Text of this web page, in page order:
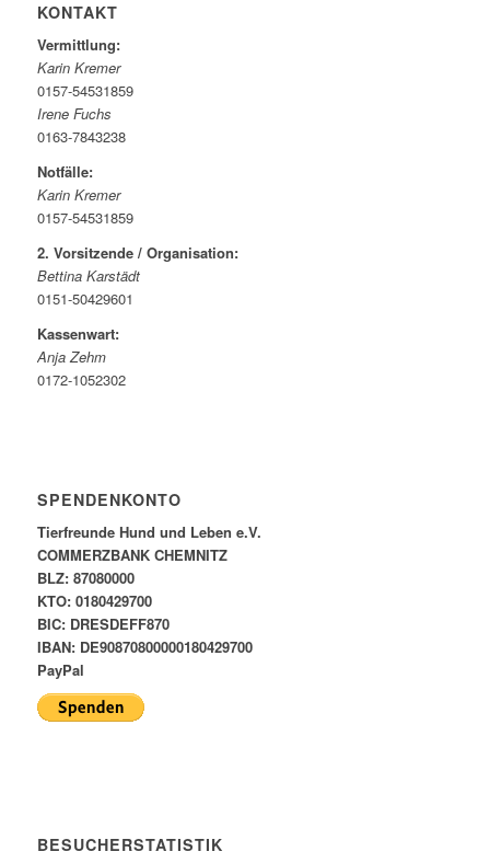
KONTAKT
Vermittlung:
Karin Kremer
0157-54531859
Irene Fuchs
0163-7843238
Notfälle:
Karin Kremer
0157-54531859
2. Vorsitzende / Organisation:
Bettina Karstädt
0151-50429601
Kassenwart:
Anja Zehm
0172-1052302
SPENDENKONTO
Tierfreunde Hund und Leben e.V.
COMMERZBANK CHEMNITZ
BLZ: 87080000
KTO: 0180429700
BIC: DRESDEFF870
IBAN: DE90870800000180429700
PayPal
BESUCHERSTATISTIK